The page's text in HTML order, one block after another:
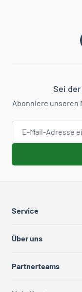
Sei
Abonniere
E-Mail-Adresse
Service
Über uns
Partnerteams